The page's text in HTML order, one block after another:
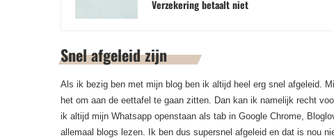
Verzekering betaalt niet
Snel afgeleid zijn
Als ik bezig ben met mijn blog ben ik altijd heel erg snel afgeleid.
het om aan de eettafel te gaan zitten. Dan kan ik namelijk recht
ik altijd mijn Whatsapp openstaan als tab in Google Chrome,
allemaal blogs lezen. Ik ben dus supersnel afgeleid en dat is nou